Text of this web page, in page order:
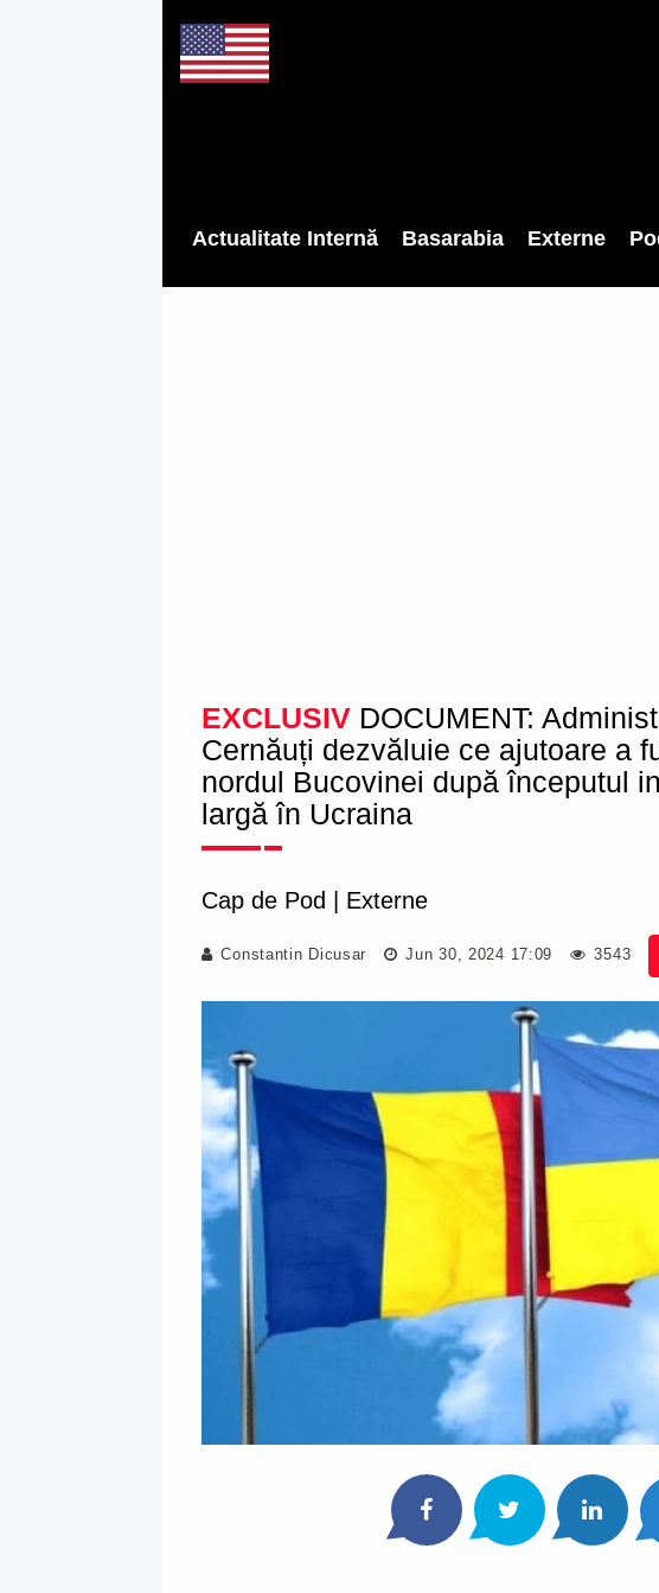
Actualitate Internă Basarabia Externe
EXCLUSIV DOCUMENT:
Cernăuți dezvăluie ce ajutoare a
nordul Bucovinei după începutul
largă în Ucraina
Cap de Pod Externe
Constantin Dicusar Jun 30, 2024 17:09 3543